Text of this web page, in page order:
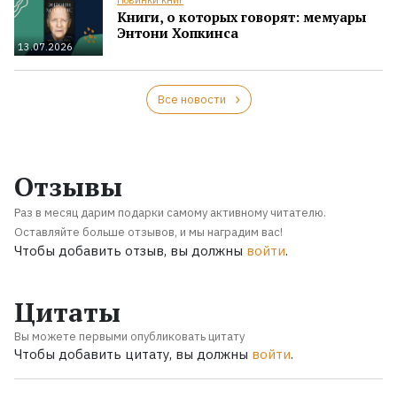
13.07.2026
Книги, о которых говорят: мемуары
Энтони Хопкинса
Все новости
Отзывы
Раз в месяц дарим подарки самому активному читателю.
Оставляйте больше отзывов, и мы наградим вас!
Чтобы добавить отзыв, вы должны войти.
Цитаты
Вы можете первыми опубликовать цитату
Чтобы добавить цитату, вы должны войти.